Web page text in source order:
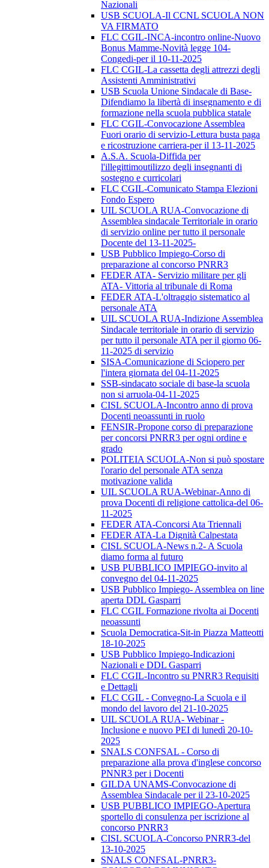
Nazionali
USB SCUOLA-Il CCNL SCUOLA NON
VA FIRMATO
FLC CGIL-INCA-incontro online-Nuovo
Bonus Mamme-Novità legge 104-
Congedi-per il 10-11-2025
FLC CGIL-La cassetta degli attrezzi degli
Assistenti Amministrativi
USB Scuola Unione Sindacale di Base-
Difendiamo la libertà di insegnamento e di
formazione nella scuola pubblica statale
FLC CGIL-Convocazione Assemblea
Fuori orario di servizio-Lettura busta paga
e ricostruzione carriera-per il 13-11-2025
A.S.A. Scuola-Diffida per
l'illegittimoutilizzo degli insegnanti di
sostegno e curricolari
FLC CGIL-Comunicato Stampa Elezioni
Fondo Espero
UIL SCUOLA RUA-Convocazione di
Assemblea sindacale Territoriale in orario
di servizio online per tutto il personale
Docente del 13-11-2025-
USB Pubblico Impiego-Corso di
preparazione al concorso PNRR3
FEDER ATA- Servizio militare per gli
ATA- Vittoria al tribunale di Roma
FEDER ATA-L'oltraggio sistematico al
personale ATA
UIL SCUOLA RUA-Indizione Assemblea
Sindacale territoriale in orario di servizio
per tutto il personale ATA per il giorno 06-
11-2025 di servizio
SISA-Comunicazione di Sciopero per
l'intera giornata del 04-11-2025
SSB-sindacato sociale di base-la scuola
non si arruola-04-11-2025
CISL SCUOLA-Incontro anno di prova
Docenti neoassunti in ruolo
FENSIR-Propone corso di preparazione
per concorsi PNRR3 per ogni ordine e
grado
POLITEIA SCUOLA-Non si può spostare
l'orario del personale ATA senza
motivazione valida
UIL SCUOLA RUA-Webinar-Anno di
prova Docenti di religione cattolica-del 06-
11-2025
FEDER ATA-Concorsi Ata Triennali
FEDER ATA-La Dignità Calpestata
CISL SCUOLA-News n.2- A Scuola
diamo forma al futuro
USB PUBBLICO IMPIEGO-invito al
convegno del 04-11-2025
USB Pubblico Impiego- Assemblea on line
aperta DDL Gasparri
FLC CGIL Formazione rivolta ai Docenti
neoassunti
Scuola Democratica-Sit-in Piazza Matteotti
18-10-2025
USB Pubblico Impiego-Indicazioni
Nazionali e DDL Gasparri
FLC CGIL-Incontro su PNRR3 Requisiti
e Dettagli
FLC CGIL - Convegno-La Scuola e il
mondo del lavoro del 21-10-2025
UIL SCUOLA RUA- Webinar -
Inclusione e nuovo PEI di lunedì 20-10-
2025
SNALS CONFSAL - Corso di
preparazione alla prova d'inglese concorso
PNNR3 per i Docenti
GILDA UNAMS-Convocazione di
Assemblea Sindacale per il 23-10-2025
USB PUBBLICO IMPIEGO-Apertura
sportello di consulenza per iscrizione al
concorso PNRR3
CISL SCUOLA-Concorso PNRR3-del
13-10-2025
SNALS CONFSAL-PNRR3-